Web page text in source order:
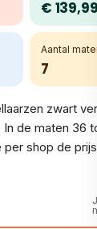
€
Aantal
7
zwart
de maten 36
shop de prijs